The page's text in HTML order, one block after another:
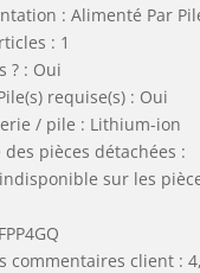
: Alimenté Par
: 1
? : Oui
requise(s) : Oui
/ pile : Lithium-ion
pièces détachées :
sur les
commentaires client :